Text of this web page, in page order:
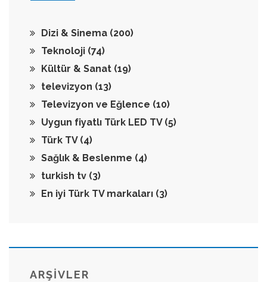
Dizi & Sinema (200)
Teknoloji (74)
Kültür & Sanat (19)
televizyon (13)
Televizyon ve Eğlence (10)
Uygun fiyatlı Türk LED TV (5)
Türk TV (4)
Sağlık & Beslenme (4)
turkish tv (3)
En iyi Türk TV markaları (3)
ARŞİVLER